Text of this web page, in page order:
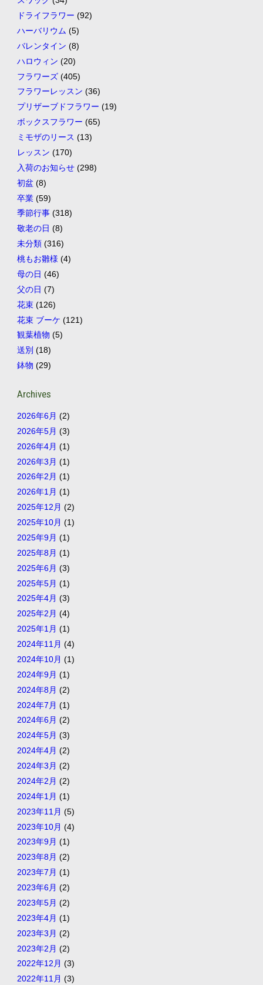
ドライフラワー (92)
ハーバリウム (5)
バレンタイン (8)
ハロウィン (20)
フラワーズ(405)
フラワーレッスン (36)
プリザーブドフラワー (19)
ボックスフラワー (65)
ミモザのリース (13)
レッスン (170)
入荷のお知らせ(298)
初盆 (8)
卒業(59)
季節行事(318)
敬老の日 (8)
未分類(316)
桃もお雛様 (4)
母の日 (46)
父の日 (7)
花束(126)
花束 ブーケ (121)
観葉植物 (5)
送別 (18)
鉢物 (29)
Archives
2026年6月 (2)
2026年5月 (3)
2026年4月 (1)
2026年3月 (1)
2026年2月 (1)
2026年1月 (1)
2025年12月 (2)
2025年10月 (1)
2025年9月 (1)
2025年8月 (1)
2025年6月 (3)
2025年5月 (1)
2025年4月 (3)
2025年2月 (4)
2025年1月 (1)
2024年11月 (4)
2024年10月 (1)
2024年9月 (1)
2024年8月 (2)
2024年7月 (1)
2024年6月 (2)
2024年5月 (3)
2024年4月 (2)
2024年3月 (2)
2024年2月 (2)
2024年1月 (1)
2023年11月 (5)
2023年10月 (4)
2023年9月 (1)
2023年8月 (2)
2023年7月 (1)
2023年6月 (2)
2023年5月 (2)
2023年4月 (1)
2023年3月 (2)
2023年2月 (2)
2022年12月 (3)
2022年11月 (3)